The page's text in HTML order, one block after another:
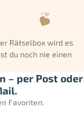
Rätselbox wird es
du noch nie einen
– per Post oder
Favoriten.